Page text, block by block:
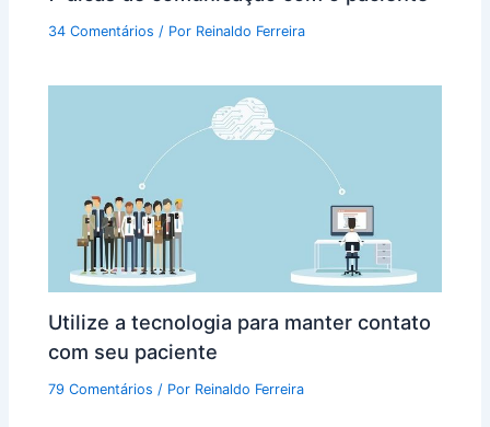
34 Comentários / Por Reinaldo Ferreira
Utilize a tecnologia para manter contato
com seu paciente
79 Comentários / Por Reinaldo Ferreira